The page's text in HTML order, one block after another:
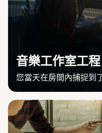
音樂工作室工程
您當天在房間內捕捉到